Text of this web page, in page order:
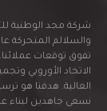
شركة مجد الوطنية
والسلالم المتحركة
تفوق توقعات
الاتحاد الأوروبي
العالية. هدفنا هو
نسعى جاهدين لبناء